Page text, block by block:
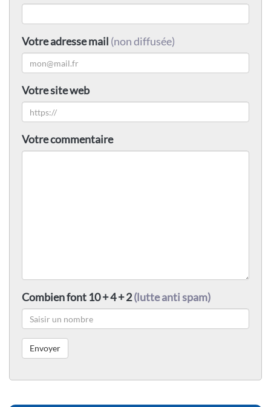
Votre adresse mail (non diffusée)
Votre site web
Votre commentaire
Combien font 10 + 4 + 2(lutte anti spam)